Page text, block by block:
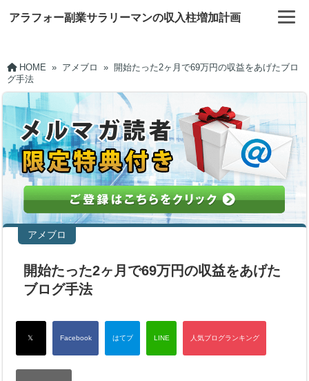
アラフォー副業サラリーマンの収入柱増加計画
HOME » アメブロ » 開始たった2ヶ月で69万円の収益をあげたブロ
グ手法
アメブロ
開始たった2ヶ月で69万円の収益をあげた
ブログ手法